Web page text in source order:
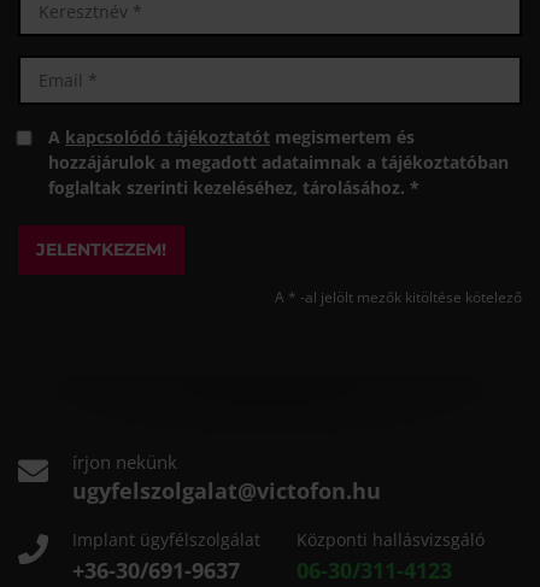
A kapcsolódó tájékoztatót megismertem és
hozzájárulok a megadott adataimnak a tájékoztatóban
foglaltak szerinti kezeléséhez, tárolásához. *
JELENTKEZEM!
A * -al jelölt mezők kitöltése kötelező
írjon nekünk
ugyfelszolgalat@victofon.hu
Implant ügyfélszolgálat
+36-30/691-9637
Központi hallásvizsgáló
06-30/311-4123